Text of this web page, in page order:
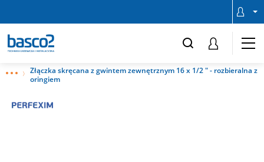
Złączka skręcana z gwintem zewnętrznym 16 x 1/2 " - rozbieralna z
oringiem